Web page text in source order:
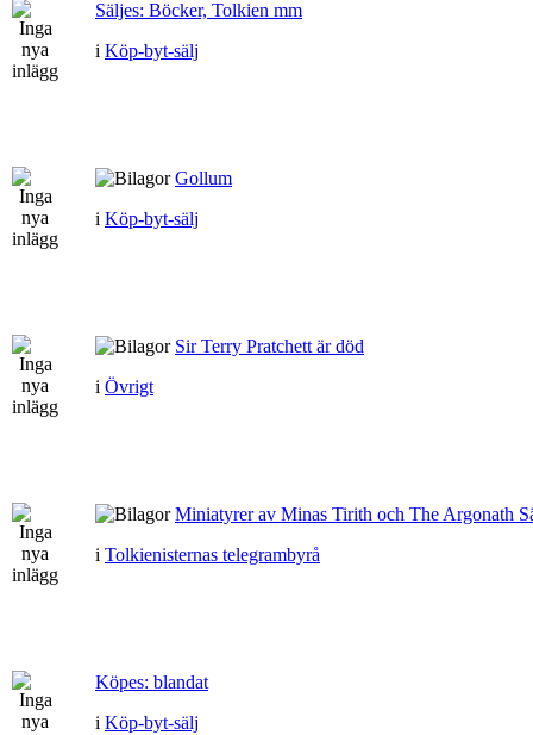
Säljes: Böcker, Tolkien mm
i Köp-byt-sälj
Gollum
i Köp-byt-sälj
Sir Terry Pratchett är död
i Övrigt
Miniatyrer av Minas Tirith och The Argonath
i Tolkienisternas telegrambyrå
Köpes: blandat
i Köp-byt-sälj